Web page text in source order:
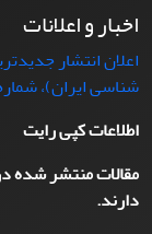
اخبار و اعلانات
اعلان انتشار
شناسی ایران)، شماره
اطلاعات کپی رایت
مقالات منتشر شده
دارند.